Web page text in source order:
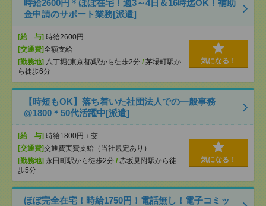
時給2600円＊ほぼ在宅！週3～4日＆16時迄OK！補助
金申請のサポート業務[派遣]
[給 与] 時給2600円
[交通費]全額支給
[勤務地] 八丁堀(東京都)駅から徒歩2分 / 茅場町駅か
ら徒歩6分
気になる！
【時短もOK】落ち着いた社団法人での一般事務
@1800＊50代活躍中[派遣]
[給 与] 時給1800円＋交
[交通費]交通費実費支給（当社規定あり）
[勤務地] 永田町駅から徒歩2分 / 赤坂見附駅から徒
歩5分
気になる！
ほぼ完全在宅！時給1750円！電話無し！電子コミッ